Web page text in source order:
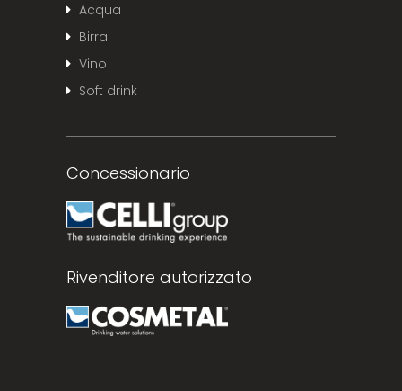
Acqua
Birra
Vino
Soft drink
Concessionario
Rivenditore autorizzato